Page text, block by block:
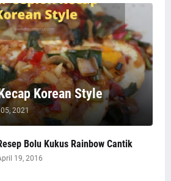
Korean Style
2021
Bolu Kukus Rainbow Cantik
19, 2016